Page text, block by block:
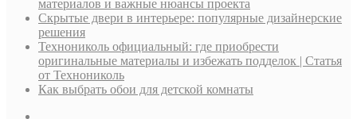
материалов и важные нюансы проекта
Скрытые двери в интерьере: популярные дизайнерские
решения
Технониколь официальный: где приобрести
оригинальные материалы и избежать подделок | Статья
от Технониколь
Как выбрать обои для детской комнаты